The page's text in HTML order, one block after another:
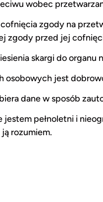
wobec
zgody na
zgody przed jej
skargi do organu
osobowych jest
dane w sposób
jestem pełnoletni i
rozumiem.